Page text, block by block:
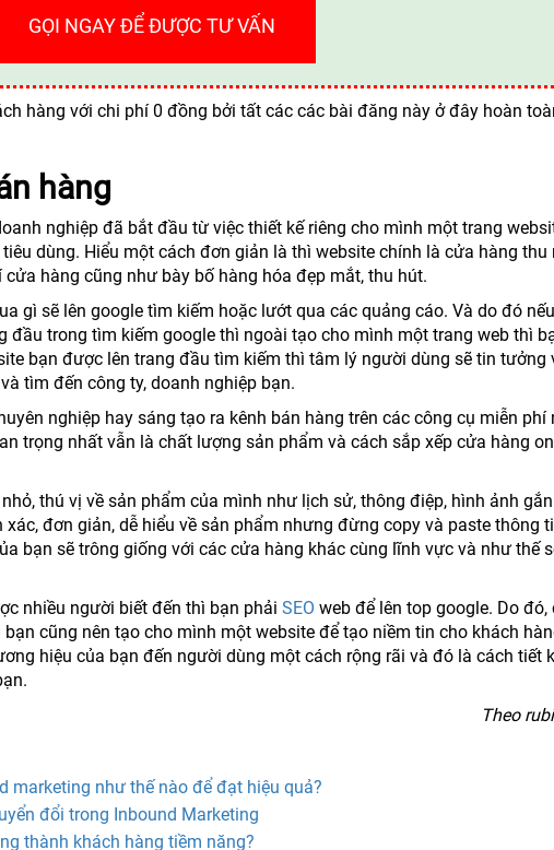
GỌI NGAY ĐỂ ĐƯỢC TƯ VẤN
hàng với chi phí 0 đồng bởi tất các các bài đăng này ở đây hoàn
hàng
nghiệp đã bắt đầu từ việc thiết kế riêng cho mình một trang
dùng. Hiểu một cách đơn giản là thì website chính là cửa hàng thu
hàng cũng như bày bố hàng hóa đẹp mắt, thu hút.
gì sẽ lên google tìm kiếm hoặc lướt qua các quảng cáo. Và do đó
đầu trong tìm kiếm google thì ngoài tạo cho mình một trang web thì
bạn được lên trang đầu tìm kiếm thì tâm lý người dùng sẽ tin tưởng
tìm đến công ty, doanh nghiệp bạn.
nghiệp hay sáng tạo ra kênh bán hàng trên các công cụ miễn phí
trọng nhất vẫn là chất lượng sản phẩm và cách sắp xếp cửa hàng
thú vị về sản phẩm của mình như lịch sử, thông điệp, hình ảnh
đơn giản, dễ hiểu về sản phẩm nhưng đừng copy và paste thông
bạn sẽ trông giống với các cửa hàng khác cùng lĩnh vực và như thế
nhiều người biết đến thì bạn phải SEO web để lên top google. Do đó,
cũng nên tạo cho mình một website để tạo niềm tin cho khách
hiệu của bạn đến người dùng một cách rộng rãi và đó là cách tiết
Theo
marketing như thế nào để đạt hiệu quả?
đổi trong Inbound Marketing
thành khách hàng tiềm năng?